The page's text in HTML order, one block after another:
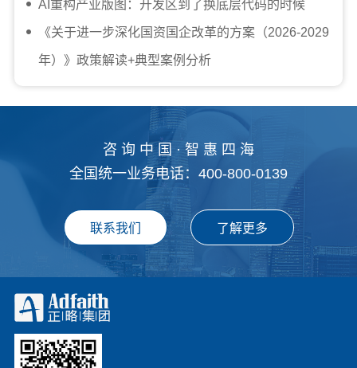
AI重构产业版图：开发区到了换底层代码的时候
《关于进一步深化国资国企改革的方案（2026-2029
年）》政策解读+典型案例分析
咨 询 中 国 · 智 惠 四 海
全国统一业务电话：400-800-0139